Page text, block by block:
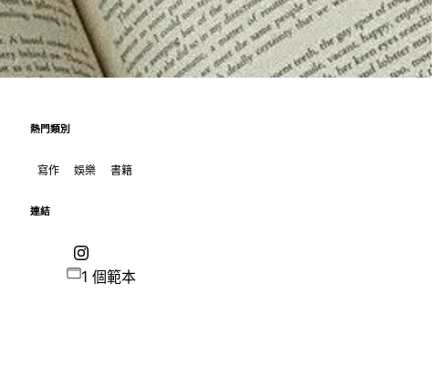
熱門類別
寫作 娛樂 書籍
連結
1 個範本